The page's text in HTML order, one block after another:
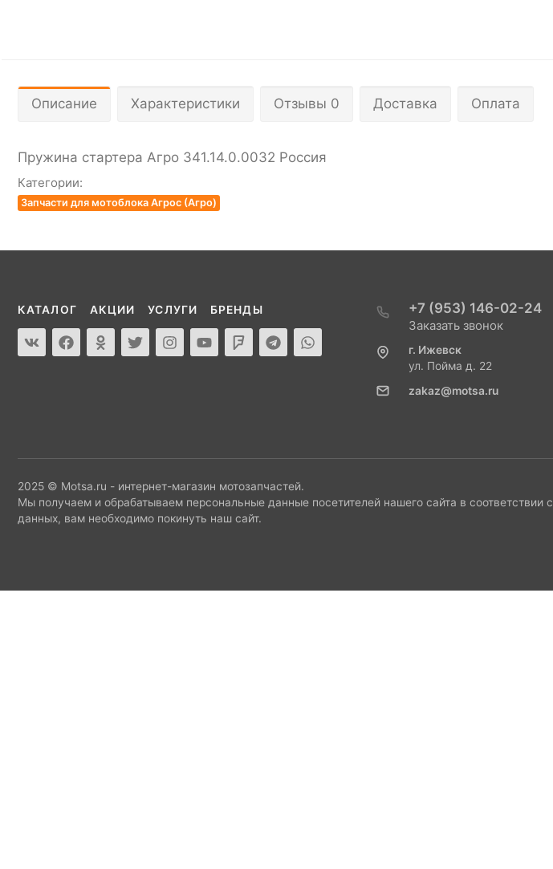
Описание Характеристики Отзывы 0 Доставка Оплата
Пружина стартера Агро 341.14.0.0032 Россия
Категории:
Запчасти для мотоблока Агрос (Агро)
КАТАЛОГ АКЦИИ УСЛУГИ БРЕНДЫ +7 (953) 146-02-24
Заказать звонок
г. Ижевск
ул. Пойма д. 22
zakaz@motsa.ru
2025 © Motsa.ru - интернет-магазин мотозапчастей.
Мы получаем и обрабатываем персональные данные посетителей нашего сайта в соответствии с
данных, вам необходимо покинуть наш сайт.